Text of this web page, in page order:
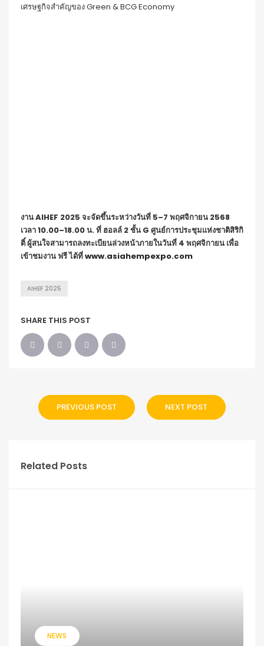
เศรษฐกิจสำคัญของ Green & BCG Economy
งานAIHEF 2025 จะจัดขึ้นระหว่างวันที่ 5–7 พฤศจิกายน 2568
เวลา10.00–18.00น.ที่ ฮอลล์ 2 ชั้น G ศูนย์การประชุมแห่งชาติสิริกิ
ติ์ ผู้สนใจสามารถลงทะเบียนล่วงหน้าภายในวันที่ 4 พฤศจิกายน เพื่อ
เข้าชมงาน ฟรี ได้ที่www.asiahempexpo.com
AIHEF 2025
SHARE THIS POST
PREVIOUS POST NEXT POST
Related Posts
NEWS